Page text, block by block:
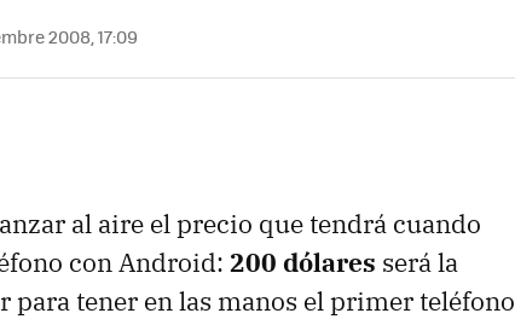
2008, 17:09
al aire el precio que tendrá cuando
con Android: 200 dólares será la
para tener en las manos el primer teléfono